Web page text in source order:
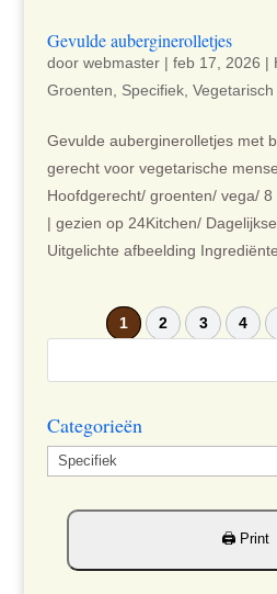
Gevulde auberginerolletjes
door webmaster| feb 17, 2026 |
Groenten
Specifiek, Vegetarisch
Gevulde auberginerolletjes met
gerecht voor vegetarische
Hoofdgerecht/ groenten/ vega/
| gezien op 24Kitchen/
Uitgelichte afbeelding
1 2 3 4
Categorieën
Categorieën